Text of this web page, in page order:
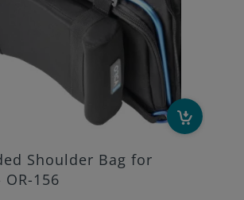
Shoulder Bag for
OR-156